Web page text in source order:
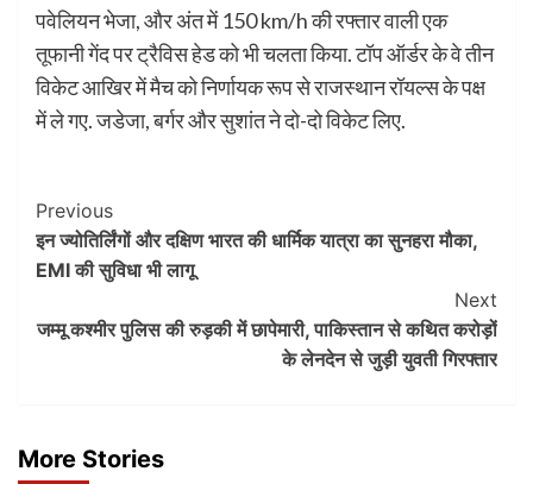
पवेलियन भेजा, और अंत में 150 km/h की रफ्तार वाली एक
तूफानी गेंद पर ट्रैविस हेड को भी चलता किया. टॉप ऑर्डर के वे तीन
विकेट आखिर में मैच को निर्णायक रूप से राजस्थान रॉयल्स के पक्ष
में ले गए. जडेजा, बर्गर और सुशांत ने दो-दो विकेट लिए.
Post
Navigation
Previous
इन ज्योतिर्लिंगों और दक्षिण भारत की धार्मिक यात्रा का सुनहरा मौका,
EMI की सुविधा भी लागू
Next
जम्मू कश्मीर पुलिस की रुड़की में छापेमारी, पाकिस्तान से कथित करोड़ों
के लेनदेन से जुड़ी युवती गिरफ्तार
More Stories